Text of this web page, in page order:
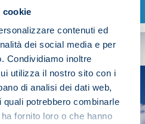
cookie
contenuti ed
dei social media e per
Condividiamo inoltre
utilizza il nostro sito con i
di analisi dei dati web,
potrebbero combinarle
fornito loro o che hanno